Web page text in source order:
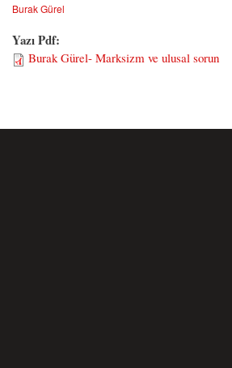
Burak Gürel
Yazı Pdf:
Burak Gürel- Marksizm ve ulusal sorun